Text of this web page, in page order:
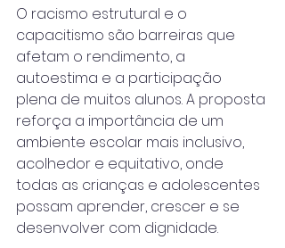
O racismo estrutural e o
capacitismo são barreiras que
afetam o rendimento, a
autoestima e a participação
plena de muitos alunos. A proposta
reforça a importância de um
ambiente escolar mais inclusivo,
acolhedor e equitativo, onde
todas as crianças e adolescentes
possam aprender, crescer e se
desenvolver com dignidade.